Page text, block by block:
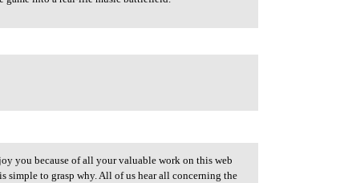
you because of all your valuable work on this web
to grasp why. All of us hear all concerning the